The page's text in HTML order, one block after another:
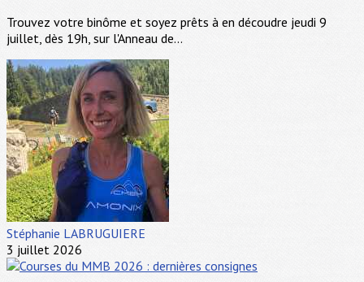
Trouvez votre binôme et soyez prêts à en découdre jeudi 9
juillet, dès 19h, sur l'Anneau de...
Stéphanie LABRUGUIERE
3 juillet 2026